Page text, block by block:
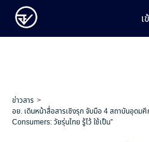
เ
ข่าวสาร
อย. เดินหน้าสื่อสารเชิงรุก จับมือ 4 สถาบันอุดม
Consumers: วัยรุ่นไทย รู้ไว้ ใช้เป็น”